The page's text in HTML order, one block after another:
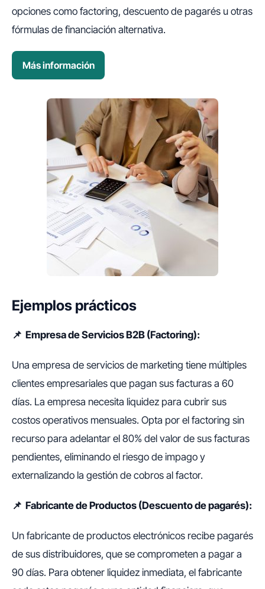
opciones como factoring, descuento de pagarés u otras
fórmulas de financiación alternativa.
Más información
Ejemplos prácticos
📌 Empresa de Servicios B2B (Factoring):
Una empresa de servicios de marketing tiene múltiples
clientes empresariales que pagan sus facturas a 60
días. La empresa necesita liquidez para cubrir sus
costos operativos mensuales. Opta por el factoring sin
recurso para adelantar el 80% del valor de sus facturas
pendientes, eliminando el riesgo de impago y
externalizando la gestión de cobros al factor.
📌 Fabricante de Productos (Descuento de pagarés):
Un fabricante de productos electrónicos recibe pagarés
de sus distribuidores, que se comprometen a pagar a
90 días. Para obtener liquidez inmediata, el fabricante